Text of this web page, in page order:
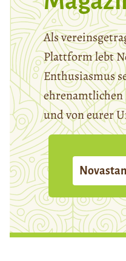
Als
Plattform lebt
Enthusiasmus
und von eurer